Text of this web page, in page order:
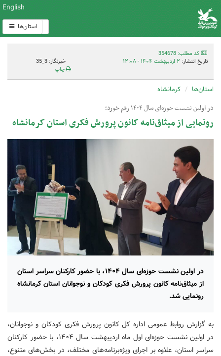
English
استان‌ها
کد مطلب: 354678
تاریخ انتشار: ۲ اردیبهشت ۱۴۰۴ - ۱۲:۰۸
خبرنگار: 3_35
چاپ
استان‌ها کرمانشاه
در اولین نشست حوزه‌ای سال ۱۴۰۴ رقم خورد؛
رونمایی از میثاق‌نامه کانون پرورش فکری استان کرمانشاه
در اولین نشست حوزه‌ای سال ۱۴۰۴، با حضور کارکنان سراسر استان
از میثاق‌نامه کانون پرورش فکری کودکان و نوجوانان استان کرمانشاه
رونمایی شد.
به گزارش روابط عمومی اداره کل کانون پرورش فکری کودکان و نوجوانان،
در اولین نشست حوزه‌ای اول ماه اردیبهشت سال ۱۴۰۴، با حضور کارکنان
سراسر استان، علاوه بر اجرای ویژه‌برنامه‌های مختلف، در بخش‌های متنوع،